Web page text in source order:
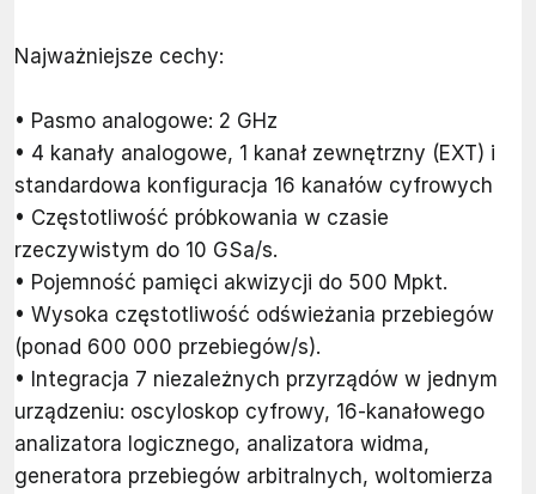
Najważniejsze cechy:
• Pasmo analogowe: 2 GHz
• 4 kanały analogowe, 1 kanał zewnętrzny (EXT) i
standardowa konfiguracja 16 kanałów cyfrowych
• Częstotliwość próbkowania w czasie
rzeczywistym do 10 GSa/s.
• Pojemność pamięci akwizycji do 500 Mpkt.
• Wysoka częstotliwość odświeżania przebiegów
(ponad 600 000 przebiegów/s).
• Integracja 7 niezależnych przyrządów w jednym
urządzeniu: oscyloskop cyfrowy, 16-kanałowego
analizatora logicznego, analizatora widma,
generatora przebiegów arbitralnych, woltomierza